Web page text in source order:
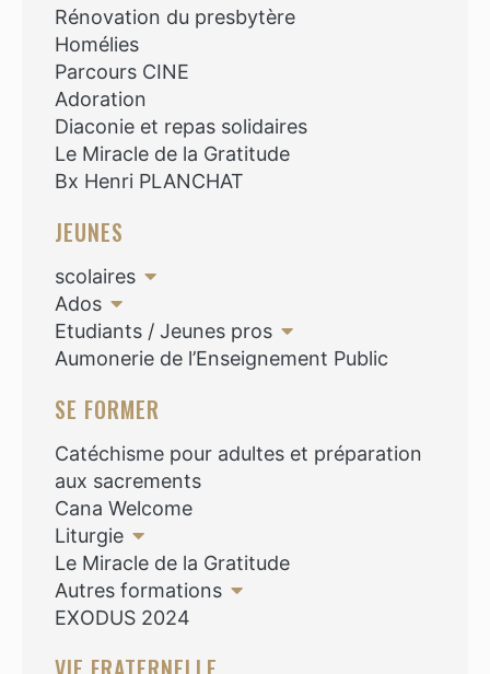
Rénovation du presbytère
Homélies
Parcours CINE
Adoration
Diaconie et repas solidaires
Le Miracle de la Gratitude
Bx Henri PLANCHAT
JEUNES
scolaires
Ados
Etudiants / Jeunes pros
Aumonerie de l’Enseignement Public
SE FORMER
Catéchisme pour adultes et préparation
aux sacrements
Cana Welcome
Liturgie
Le Miracle de la Gratitude
Autres formations
EXODUS 2024